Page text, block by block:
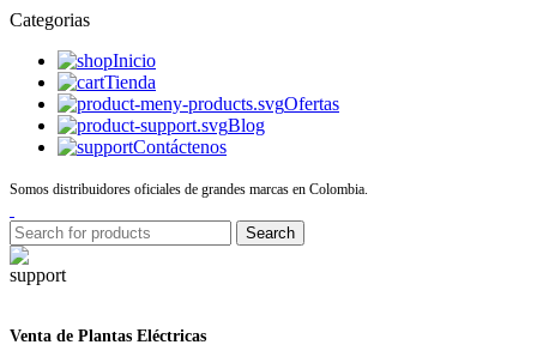
Categorias
Inicio
Tienda
Ofertas
Blog
Contáctenos
Somos distribuidores oficiales de grandes marcas en Colombia.
Search
Venta de Plantas Eléctricas